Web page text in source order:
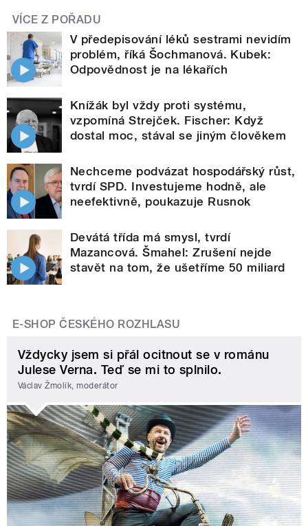
VÍCE Z POŘADU
V předepisování léků sestrami nevidím
problém, říká Šochmanová. Kubek:
Odpovědnost je na lékařích
Knížák byl vždy proti systému,
vzpomíná Strejček. Fischer: Když
dostal moc, stával se jiným člověkem
Nechceme podvázat hospodářský růst,
tvrdí SPD. Investujeme hodně, ale
neefektivně, poukazuje Rusnok
Devátá třída má smysl, tvrdí
Mazancová. Šmahel: Zrušení nejde
stavět na tom, že ušetříme 50 miliard
E-SHOP ČESKÉHO ROZHLASU
Vždycky jsem si přál ocitnout se v románu
Julese Verna. Teď se mi to splnilo.
Václav Žmolík, moderátor